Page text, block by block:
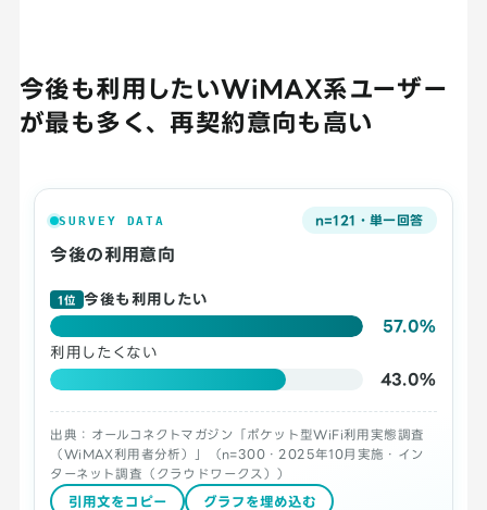
今後も利用したいWiMAX系ユーザー
が最も多く、再契約意向も高い
SURVEY DATA n=121・単一回答
今後の利用意向
1位 今後も利用したい
57.0%
利用したくない
43.0%
出典：オールコネクトマガジン「ポケット型WiFi利用実態調査
（WiMAX利用者分析）」（n=300・2025年10月実施・イン
ターネット調査（クラウドワークス））
引用文をコピー グラフを埋め込む